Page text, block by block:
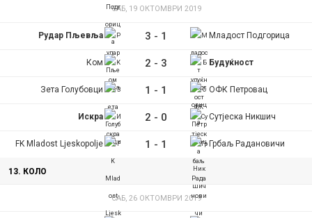
САБ, 19 ОКТОМВРИ 2019
Рудар Пљевља 3 - 1 Младост Подгорица
Ком 2 - 3 Будуќност
Зета Голубовци 1 - 1 ОФК Петровац
Искра 2 - 0 Сутјеска Никшич
FK Mladost Ljeskopolje 1 - 1 Грбаљ Радановичи
13. КОЛО
САБ, 26 ОКТОМВРИ 2019